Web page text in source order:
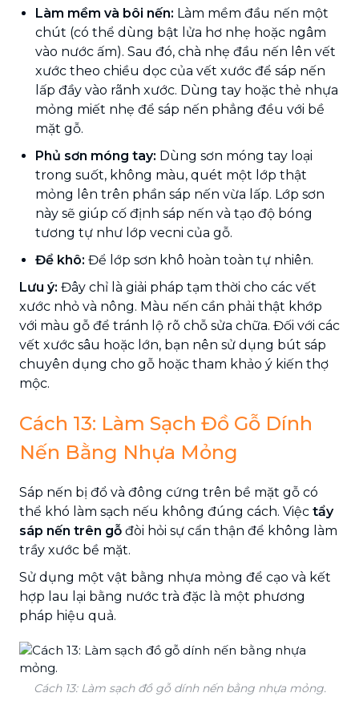
Làm mềm và bôi nến: Làm mềm đầu nến một
chút (có thể dùng bật lửa hơ nhẹ hoặc ngâm
vào nước ấm). Sau đó, chà nhẹ đầu nến lên vết
xước theo chiều dọc của vết xước để sáp nến
lấp đầy vào rãnh xước. Dùng tay hoặc thẻ nhựa
mỏng miết nhẹ để sáp nến phẳng đều với bề
mặt gỗ.
Phủ sơn móng tay: Dùng sơn móng tay loại
trong suốt, không màu, quét một lớp thật
mỏng lên trên phần sáp nến vừa lấp. Lớp sơn
này sẽ giúp cố định sáp nến và tạo độ bóng
tương tự như lớp vecni của gỗ.
Để khô: Để lớp sơn khô hoàn toàn tự nhiên.
Lưu ý: Đây chỉ là giải pháp tạm thời cho các vết
xước nhỏ và nông. Màu nến cần phải thật khớp
với màu gỗ để tránh lộ rõ chỗ sửa chữa. Đối với các
vết xước sâu hoặc lớn, bạn nên sử dụng bút sáp
chuyên dụng cho gỗ hoặc tham khảo ý kiến thợ
mộc.
Cách 13: Làm Sạch Đồ Gỗ Dính
Nến Bằng Nhựa Mỏng
Sáp nến bị đổ và đông cứng trên bề mặt gỗ có
thể khó làm sạch nếu không đúng cách. Việc tẩy
sáp nến trên gỗ đòi hỏi sự cẩn thận để không làm
trầy xước bề mặt.
Sử dụng một vật bằng nhựa mỏng để cạo và kết
hợp lau lại bằng nước trà đặc là một phương
pháp hiệu quả.
Cách 13: Làm sạch đồ gỗ dính nến bằng nhựa mỏng.